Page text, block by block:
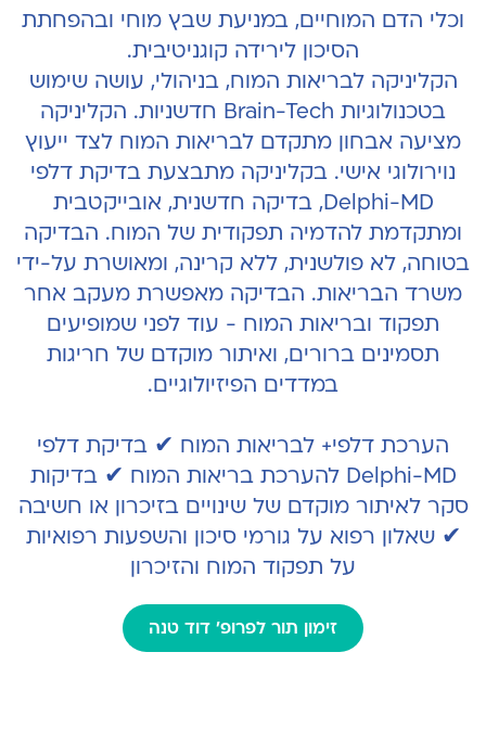
וכלי הדם המוחיים, במניעת שבץ מוחי ובהפחתת
הסיכון לירידה קוגניטיבית.
הקליניקה לבריאות המוח, בניהולי, עושה שימוש
בטכנולוגיות Brain-Tech חדשניות. הקליניקה
מציעה אבחון מתקדם לבריאות המוח לצד ייעוץ
נוירולוגי אישי. בקליניקה מתבצעת בדיקת דלפי
Delphi-MD, בדיקה חדשנית, אובייקטבית
ומתקדמת להדמיה תפקודית של המוח. הבדיקה
בטוחה, לא פולשנית, ללא קרינה, ומאושרת על-ידי
משרד הבריאות. הבדיקה מאפשרת מעקב אחר
תפקוד ובריאות המוח - עוד לפני שמופיעים
תסמינים ברורים, ואיתור מוקדם של חריגות
במדדים הפיזיולוגיים.
הערכת דלפי+ לבריאות המוח ✔ בדיקת דלפי
Delphi-MD להערכת בריאות המוח ✔ בדיקות
סקר לאיתור מוקדם של שינויים בזיכרון או חשיבה
✔ שאלון רפוא על גורמי סיכון והשפעות רפואיות
על תפקוד המוח והזיכרון
זימון תור לפרופ' דוד טנה